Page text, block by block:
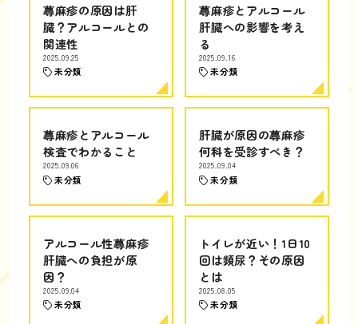
蕁麻疹の原因は肝
臓？アルコールとの
関連性
2025.09.25
未分類
蕁麻疹とアルコール
肝臓への影響を考え
る
2025.09.16
未分類
蕁麻疹とアルコール
検査でわかること
2025.09.06
未分類
肝臓が原因の蕁麻疹
何科を受診すべき？
2025.09.04
未分類
アルコール性蕁麻疹
肝臓への負担が原
因？
2025.09.04
未分類
トイレが近い！1日10
回は頻尿？その原因
とは
2025.08.05
未分類